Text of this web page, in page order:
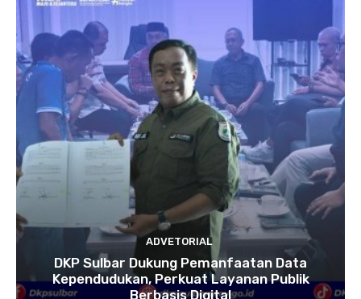
ADVETORIAL
DKP Sulbar Dukung Pemanfaatan Data
Kependudukan, Perkuat Layanan Publik
Berbasis Digital